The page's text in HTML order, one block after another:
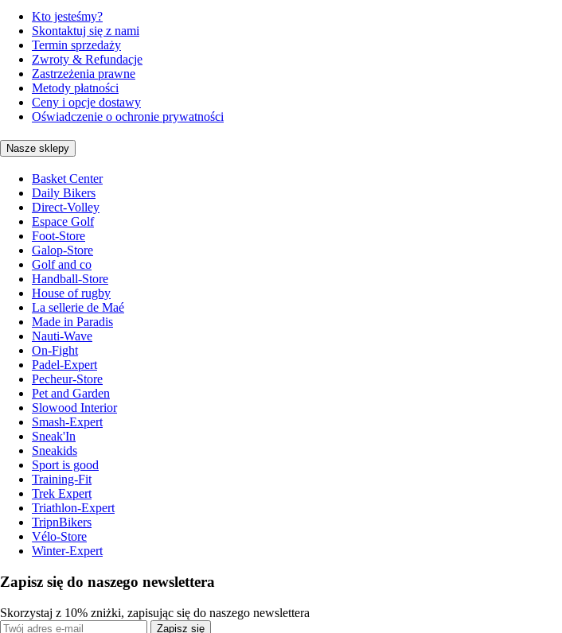
Kto jesteśmy?
Skontaktuj się z nami
Termin sprzedaży
Zwroty & Refundacje
Zastrzeżenia prawne
Metody płatności
Ceny i opcje dostawy
Oświadczenie o ochronie prywatności
Nasze sklepy
Basket Center
Daily Bikers
Direct-Volley
Espace Golf
Foot-Store
Galop-Store
Golf and co
Handball-Store
House of rugby
La sellerie de Maé
Made in Paradis
Nauti-Wave
On-Fight
Padel-Expert
Pecheur-Store
Pet and Garden
Slowood Interior
Smash-Expert
Sneak'In
Sneakids
Sport is good
Training-Fit
Trek Expert
Triathlon-Expert
TripnBikers
Vélo-Store
Winter-Expert
Zapisz się do naszego newslettera
Skorzystaj z 10% zniżki, zapisując się do naszego newslettera
Zapisz się